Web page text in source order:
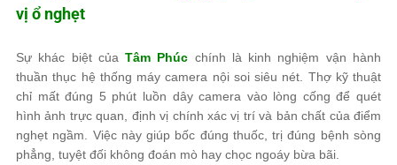
vị ổ nghẹt
Sự khác biệt củaTâm Phúc chính là kinh nghiệm vận hành
thuần thục hệ thống máy camera nội soi siêu nét. Thợ kỹ thuật
chỉ mất đúng 5 phút luồn dây camera vào lòng cống để quét
hình ảnh trực quan, định vị chính xác vị trí và bản chất của điểm
nghẹt ngầm. Việc này giúp bốc đúng thuốc, trị đúng bệnh sòng
phẳng, tuyệt đối không đoán mò hay chọc ngoáy bừa bãi.